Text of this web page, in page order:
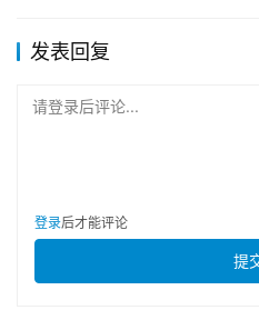
发表回复
请登录后评论...
登录后才能评论
提